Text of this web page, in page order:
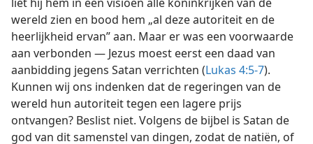
wereld zien en bood hem „al deze autoriteit en de
heerlijkheid ervan” aan. Maar er was een voorwaarde
aan verbonden — Jezus moest eerst een daad van
aanbidding jegens Satan verrichten (Lukas 4:5-7).
Kunnen wij ons indenken dat de regeringen van de
wereld hun autoriteit tegen een lagere prijs
ontvangen? Beslist niet. Volgens de bijbel is Satan de
god van dit samenstel van dingen, zodat de natiën, of